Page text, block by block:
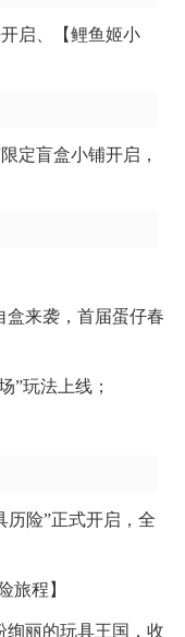
启、【鲤鱼姬小
定盲盒小铺开启，
盒来袭，首届蛋仔春
”玩法上线；
历险”正式开启，全
旅程】
绚丽的玩具王国，收